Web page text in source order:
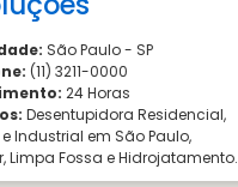
São Paulo - SP
(11) 3211-0000
24 Horas
Desentupidora Residencial,
Industrial em São Paulo,
Limpa Fossa e Hidrojatamento.